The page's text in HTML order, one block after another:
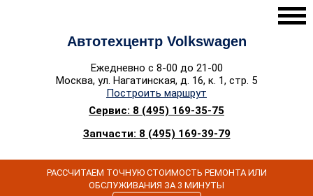
Автотехцентр Volkswagen
Ежедневно с 8-00 до 21-00
Москва, ул. Нагатинская, д. 16, к. 1, стр. 5
Построить маршрут
Сервис: 8 (495) 169-35-75
Запчасти: 8 (495) 169-39-79
РАССЧИТАЕМ ТОЧНУЮ СТОИМОСТЬ РЕМОНТА ИЛИ
ОБСЛУЖИВАНИЯ ЗА 3 МИНУТЫ